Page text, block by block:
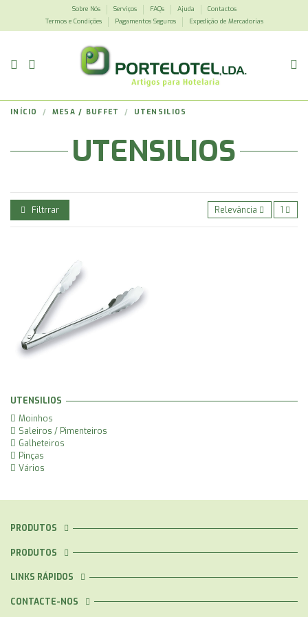
Sobre Nós Serviços FAQs Ajuda
Contactos
Termos e Condições
Pagamentos Seguros Expedição de Mercadorias
INÍCIO MESA / BUFFET UTENSILIOS
UTENSILIOS
Filtrrar Relevância 1
PINÇA JUMBO
UTENSILIOS
Moinhos
Saleiros / Pimenteiros
Galheteiros
Pinças
Vários
PRODUTOS
PRODUTOS
LINKS RÁPIDOS
CONTACTE-NOS